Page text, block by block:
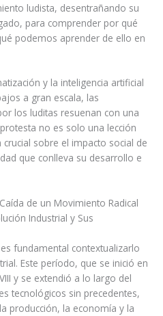
ludista, desentrañando su
para comprender por qué
podemos aprender de ello en
y la inteligencia artificial
a gran escala, las
los luditas resuenan con una
no es solo una lección
sobre el impacto social de
que conlleva su desarrollo e
de un Movimiento Radical
Industrial y Sus
fundamental contextualizarlo
Este período, que se inició en
y se extendió a lo largo del
tecnológicos sin precedentes,
producción, la economía y la